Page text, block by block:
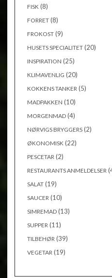
FISK (8)
FORRET (8)
FROKOST (9)
HUSETS SPECIALITET (20)
INSPIRATION (25)
KLIMAVENLIG (20)
KOKKENS TANKER (5)
MADPAKKEN (10)
MORGENMAD (4)
NØRVIGS BRYGGERS (2)
ØKONOMISK (22)
PESCETAR (2)
RESTAURANTS ANMELDELSER
SALAT (19)
SAUCER (10)
SIMREMAD (13)
SUPPER (11)
TILBEHØR (39)
VEGETAR (19)